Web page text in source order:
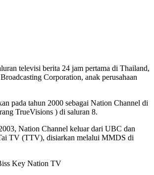
televisi berita 24 jam pertama di Thailand,
Corporation, anak perusahaan
pada tahun 2000 sebagai Nation Channel di
TrueVisions ) di saluran 8.
Nation Channel keluar dari UBC dan
TV (TTV), disiarkan melalui MMDS di
Key Nation TV